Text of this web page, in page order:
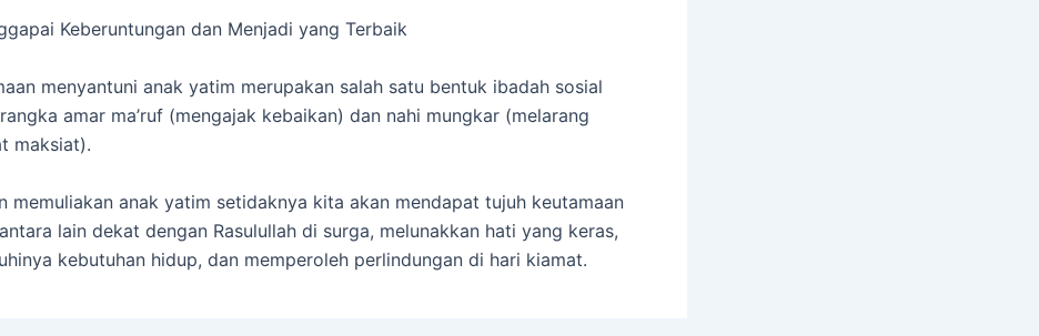
Keberuntungan dan Menjadi yang Terbaik
menyantuni anak yatim merupakan salah satu bentuk ibadah sosial
amar ma’ruf (mengajak kebaikan) dan nahi mungkar (melarang
maksiat).
memuliakan anak yatim setidaknya kita akan mendapat tujuh keutamaan
lain dekat dengan Rasulullah di surga, melunakkan hati yang keras,
kebutuhan hidup, dan memperoleh perlindungan di hari kiamat.